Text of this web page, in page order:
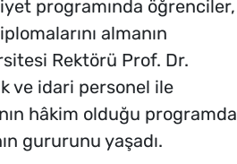
programında öğrenciler,
almanın
Rektörü Prof. Dr.
ve idari personel ile
hâkim olduğu programda
gururunu yaşadı.